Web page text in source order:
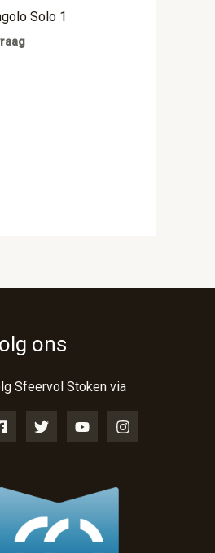
Solo 1
ons
Sfeervol Stoken via